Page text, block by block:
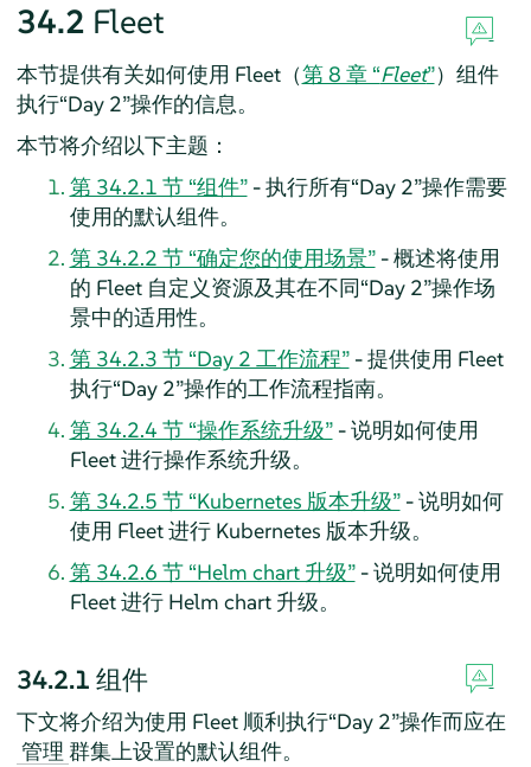
34.2 Fleet
本节提供有关如何使用 Fleet（第 8 章 “Fleet”）组件
执行“Day 2”操作的信息。
本节将介绍以下主题：
第 34.2.1 节 “组件”- 执行所有“Day 2”操作需要
使用的默认组件。
第 34.2.2 节 “确定您的使用场景”- 概述将使用
的 Fleet 自定义资源及其在不同“Day 2”操作场
景中的适用性。
第 34.2.3 节 “Day 2 工作流程”- 提供使用 Fleet
执行“Day 2”操作的工作流程指南。
第 34.2.4 节 “操作系统升级”- 说明如何使用
Fleet 进行操作系统升级。
第 34.2.5 节 “Kubernetes 版本升级”- 说明如何
使用 Fleet 进行 Kubernetes 版本升级。
第 34.2.6 节 “Helm chart 升级”- 说明如何使用
Fleet 进行 Helm chart 升级。
34.2.1 组件
下文将介绍为使用 Fleet 顺利执行“Day 2”操作而应在
管理 群集上设置的默认组件。